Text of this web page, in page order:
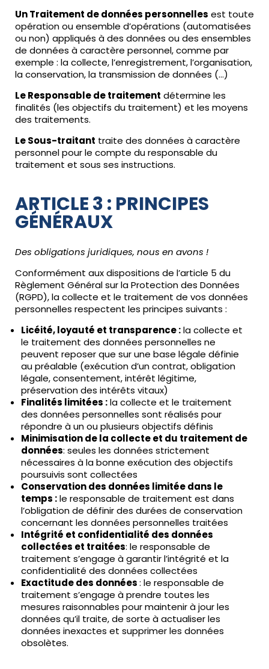
Un Traitement de données personnelles est toute
opération ou ensemble d’opérations (automatisées
ou non) appliqués à des données ou des ensembles
de données à caractère personnel, comme par
exemple : la collecte, l’enregistrement, l’organisation,
la conservation, la transmission de données (…)
Le Responsable de traitement détermine les
finalités (les objectifs du traitement) et les moyens
des traitements.
Le Sous-traitant traite des données à caractère
personnel pour le compte du responsable du
traitement et sous ses instructions.
ARTICLE 3 : PRINCIPES
GÉNÉRAUX
Des obligations juridiques, nous en avons !
Conformément aux dispositions de l’article 5 du
Règlement Général sur la Protection des Données
(RGPD), la collecte et le traitement de vos données
personnelles respectent les principes suivants :
Licéité, loyauté et transparence :la collecte et
le traitement des données personnelles ne
peuvent reposer que sur une base légale définie
au préalable (exécution d’un contrat, obligation
légale, consentement, intérêt légitime,
préservation des intérêts vitaux)
Finalités limitées :la collecte et le traitement
des données personnelles sont réalisés pour
répondre à un ou plusieurs objectifs définis
Minimisation de la collecte et du traitement de
données: seules les données strictement
nécessaires à la bonne exécution des objectifs
poursuivis sont collectées
Conservation des données limitée dans le
temps :le responsable de traitement est dans
l’obligation de définir des durées de conservation
concernant les données personnelles traitées
Intégrité et confidentialité des données
collectées et traitées: le responsable de
traitement s’engage à garantir l’intégrité et la
confidentialité des données collectées
Exactitude des données: le responsable de
traitement s’engage à prendre toutes les
mesures raisonnables pour maintenir à jour les
données qu’il traite, de sorte à actualiser les
données inexactes et supprimer les données
obsolètes.